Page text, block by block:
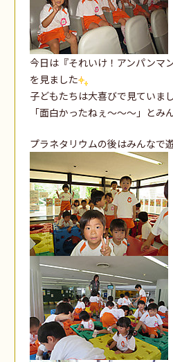
今日は『それいけ！アンパンマ
を見ました
子どもたちは大喜びで見ていま
「面白かったねぇ～～～」とみ
プラネタリウムの後はみんなで